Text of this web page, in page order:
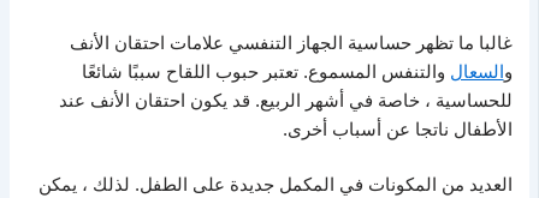
غالبا ما تظهر حساسية الجهاز التنفسي علامات احتقان الأنف
و السعال والتنفس المسموع. تعتبر حبوب اللقاح سببًا شائعًا
للحساسية ، خاصة في أشهر الربيع. قد يكون احتقان الأنف عند
الأطفال ناتجا عن أسباب أخرى.
العديد من المكونات في المكمل جديدة على الطفل. لذلك ، يمكن